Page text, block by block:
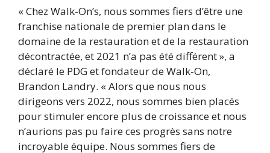
« Chez Walk-On’s, nous sommes fiers d’être une
franchise nationale de premier plan dans le
domaine de la restauration et de la restauration
décontractée, et 2021 n’a pas été différent », a
déclaré le PDG et fondateur de Walk-On,
Brandon Landry. « Alors que nous nous
dirigeons vers 2022, nous sommes bien placés
pour stimuler encore plus de croissance et nous
n’aurions pas pu faire ces progrès sans notre
incroyable équipe. Nous sommes fiers de